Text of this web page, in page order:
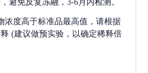
避免反复冻融，3-6月内检测。
浓度高于标准品最高值，请根据
(建议做预实验，以确定稀释倍